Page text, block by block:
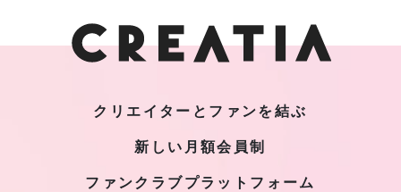
クリエイターとファンを結ぶ
新しい月額会員制
ファンクラブプラットフォーム